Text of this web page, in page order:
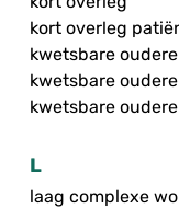
kort overleg
kwetsbare
kwetsbare
kwetsbare
L
laag complexe